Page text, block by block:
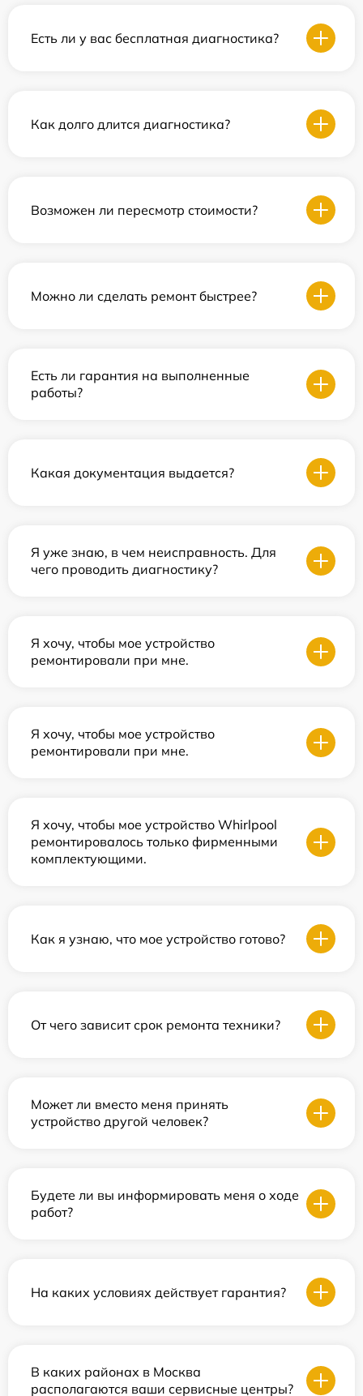
Есть ли у вас бесплатная диагностика?
Как долго длится диагностика?
Возможен ли пересмотр стоимости?
Можно ли сделать ремонт быстрее?
Есть ли гарантия на выполненные
работы?
Какая документация выдается?
Я уже знаю, в чем неисправность. Для
чего проводить диагностику?
Я хочу, чтобы мое устройство
ремонтировали при мне.
Я хочу, чтобы мое устройство
ремонтировали при мне.
Я хочу, чтобы мое устройство Whirlpool
ремонтировалось только фирменными
комплектующими.
Как я узнаю, что мое устройство готово?
От чего зависит срок ремонта техники?
Может ли вместо меня принять
устройство другой человек?
Будете ли вы информировать меня о ходе
работ?
На каких условиях действует гарантия?
В каких районах в Москва
располагаются ваши сервисные центры?